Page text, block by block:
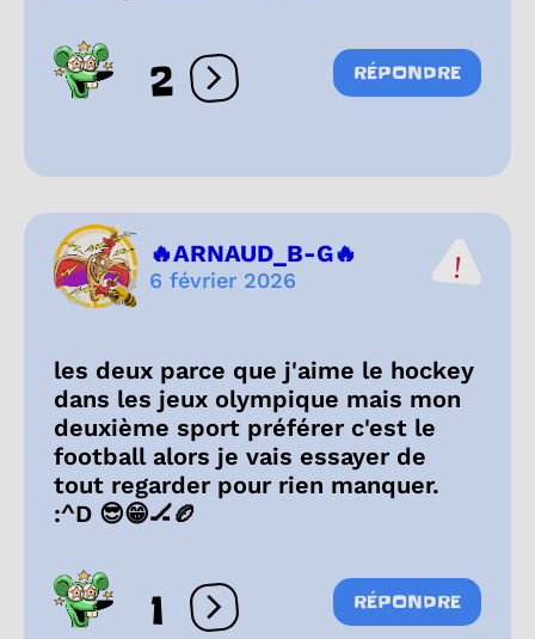
2 Ouvrir les réactions
RÉPONDRE
🔥ARNAUD_B-G🔥
6 février 2026
les deux parce que j'aime le hockey
dans les jeux olympique mais mon
deuxième sport préférer c'est le
football alors je vais essayer de
tout regarder pour rien manquer.
:^D 😎😁🏒🏉
1 Ouvrir les réactions
RÉPONDRE